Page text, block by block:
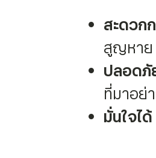
สะดวก
สูญหาย
ปลอดภั
ที่มาอย่
มั่นใจไ